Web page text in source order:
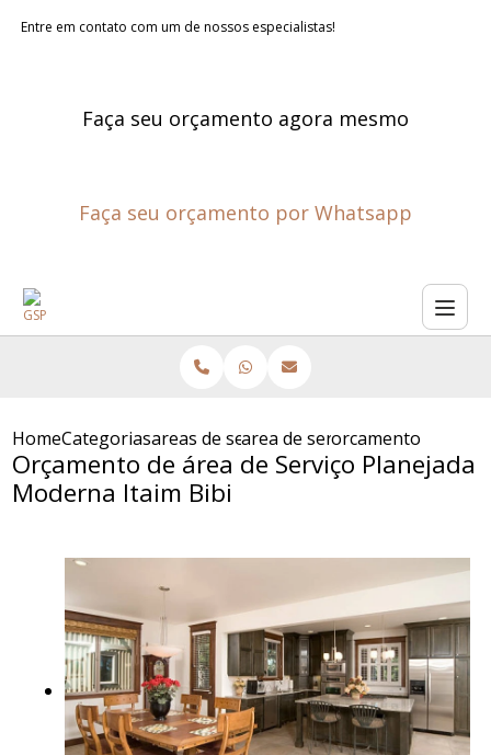
Entre em contato com um de nossos especialistas!
Faça seu orçamento agora mesmo
Faça seu orçamento por Whatsapp
HomeCategoriasareas de servico planejadas
area de servico projetada
orcamento de
Orçamento de área de Serviço Planejada
Moderna Itaim Bibi